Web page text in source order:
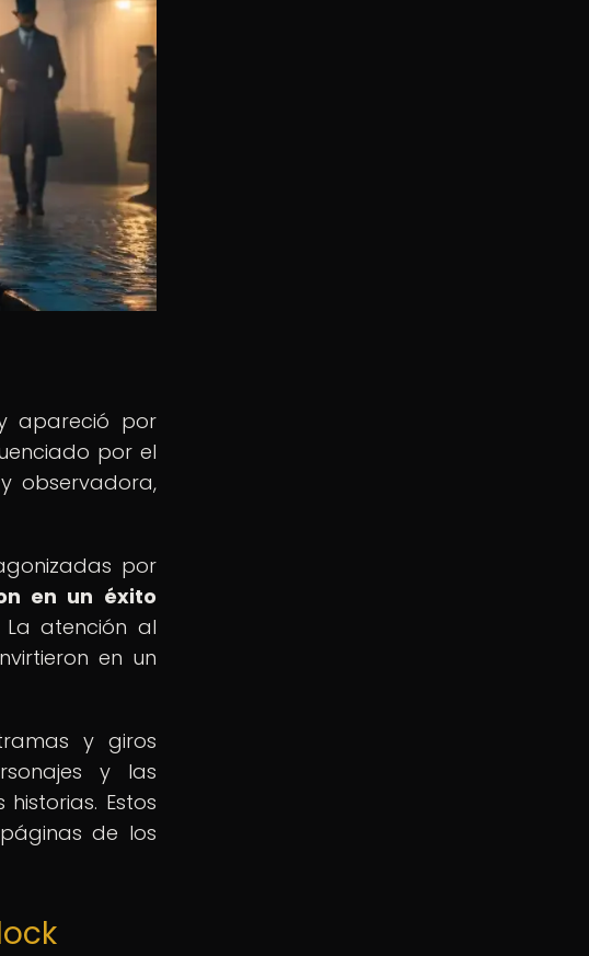
apareció por
por el
observadora,
por
en un éxito
La atención al
en un
y giros
y las
Estos
de los